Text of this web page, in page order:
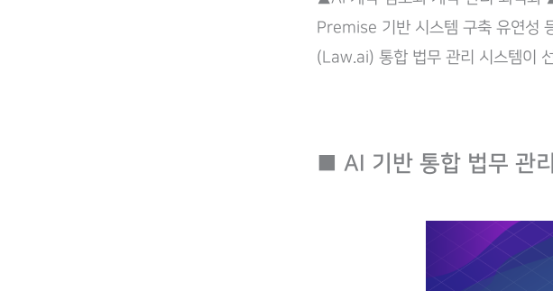
Premise 기반 시스템 구축 유연성
(Law.ai) 통합 법무 관리 시스템이
■ AI 기반 통합 법무 관